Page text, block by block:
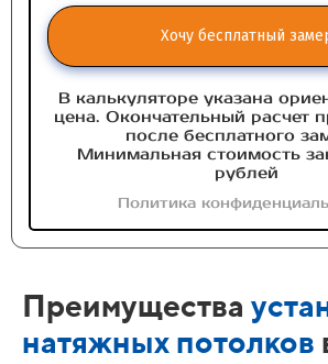
Хочу бесплатный
В калькуляторе указана
цена. Окончательный расчет
после бесплатного
Минимальная стоимость
рублей
Политика
Преимущества
натяжных потолков